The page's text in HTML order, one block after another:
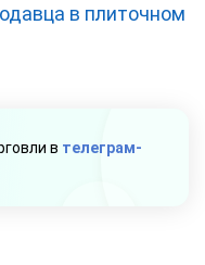
в плиточном
в телеграм-